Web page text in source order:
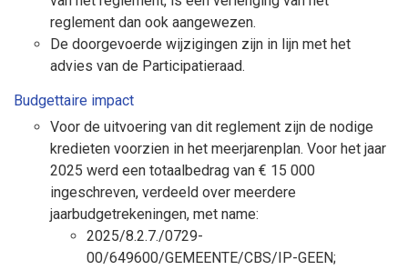
reglement dan ook aangewezen.
De doorgevoerde wijzigingen zijn in lijn met het
advies van de Participatieraad.
Budgettaire impact
Voor de uitvoering van dit reglement zijn de nodige
kredieten voorzien in het meerjarenplan. Voor het jaar
2025 werd een totaalbedrag van € 15 000
ingeschreven, verdeeld over meerdere
jaarbudgetrekeningen, met name:
2025/8.2.7./0729-
00/649600/GEMEENTE/CBS/IP-GEEN;